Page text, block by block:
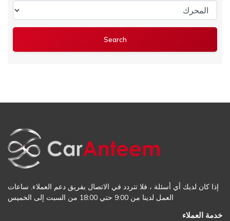
المحرك
إذا كان لديك أي أسئلة ، فلا تتردد في الاتصال بفريق دعم العملاء. ساعات
العمل لدينا من 9:00 حتي 18:00 من السبت إلى الخميس
خدمة العملاء